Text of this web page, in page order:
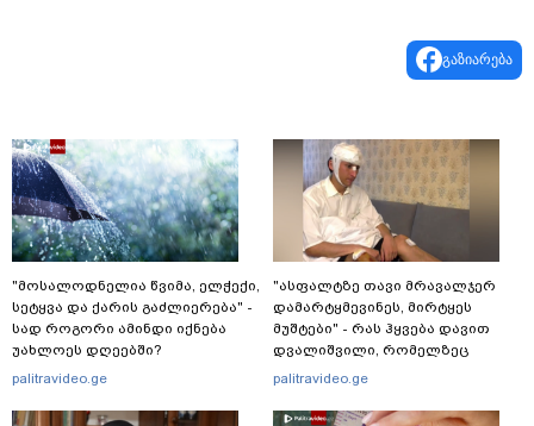
გაზიარება
"მოსალოდნელია წვიმა, ელჭექი,
სეტყვა და ქარის გაძლიერება" -
სად როგორი ამინდი იქნება
უახლოეს დღეებში?
palitravideo.ge
"ასფალტზე თავი მრავალჯერ
დამარტყმევინეს, მირტყეს
მუშტები" - რას ჰყვება დავით
დვალიშვილი, რომელზეც
არასრულწლოვანებმა
palitravideo.ge